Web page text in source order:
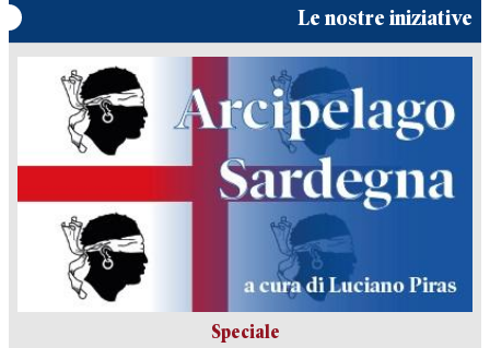
Le nostre iniziative
Speciale